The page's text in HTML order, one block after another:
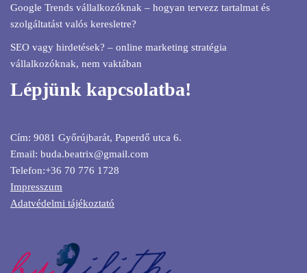
Google Trends vállalkozóknak – hogyan tervezz tartalmat és
szolgáltatást valós keresletre?
SEO vagy hirdetések? – online marketing stratégia
vállalkozóknak, nem vaktában
Lépjünk kapcsolatba!
Cím: 9081 Győrújbarát, Paperdő utca 6.
Email: buda.beatrix@gmail.com
Telefon:+36 70 776 1728
Impresszum
Adatvédelmi tájékoztató